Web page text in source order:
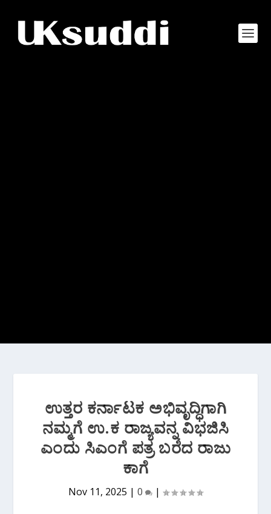
ಉತ್ತರ ಕರ್ನಾಟಕ ಅಭಿವೃದ್ಧಿಗಾಗಿ
ನಮ್ಮಗೆ ಉ.ಕ ರಾಜ್ಯವನ್ನ ವಿಭಜಿಸಿ
ಎಂದು ಸಿಎಂಗೆ ಪತ್ರ ಬರೆದ ರಾಜು
ಕಾಗೆ
Nov 11, 2025 | 0 |